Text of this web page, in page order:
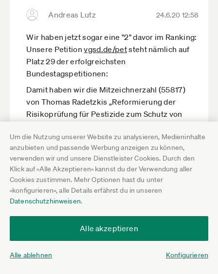
Um die Nutzung unserer Website zu analysieren, Medieninhalte
anzubieten und passende Werbung anzeigen zu können,
verwenden wir und unsere Dienstleister Cookies. Durch den
Klick auf «Alle Akzeptieren» kannst du der Verwendung aller
Cookies zustimmen. Mehr Optionen hast du unter
«konfigurieren», alle Details erfährst du in unseren
Datenschutzhinweisen.
Alle akzeptieren
Alle ablehnen Konfigurieren
Andreas Lutz 24.6.20 12:58
Wir haben jetzt sogar eine "2" davor im Ranking:
Unsere Petitionvgsd.de­/petsteht nämlich auf
Platz 29 der erfolgreichsten
Bundestagspetitionen:
Damit haben wir die Mitzeichnerzahl (55817)
von Thomas Radetzkis „Reformierung der
Risikoprüfung für Pestizide zum Schutz von
2019 überrundet.
Nächste Zielmarke: 55.961
Hilfreich Nicht hilfreich
Darauf antworten
Jens Wagner